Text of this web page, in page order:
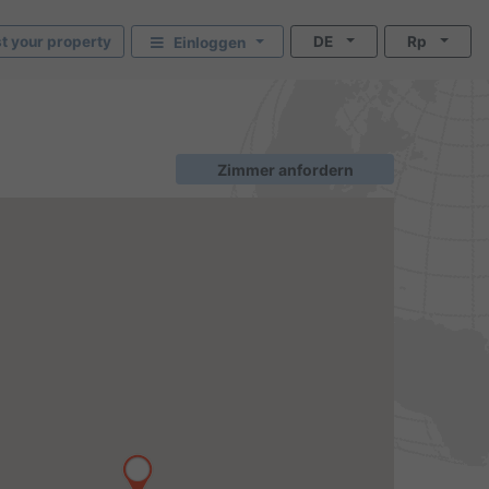
your property Einloggen DE Rp
Zimmer anfordern